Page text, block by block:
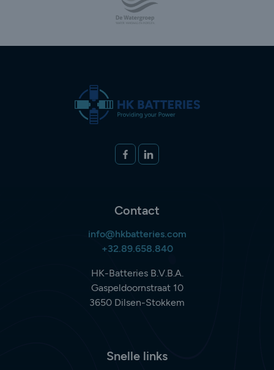
Volg ons op
FACEBOOKLINKEDIN
Contact
info@hkbatteries.com
+32.89.658.840
HK-Batteries B.V.B.A.
Gaspeldoornstraat 10
3650 Dilsen-Stokkem
Snelle links